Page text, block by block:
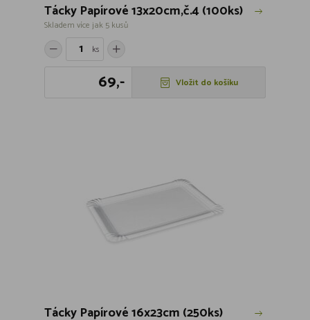
Tácky Papírové 13x20cm,č.4 (100ks)
Skladem více jak 5 kusů
ks
69,- Vložit do košíku
Tácky Papírové 16x23cm (250ks)